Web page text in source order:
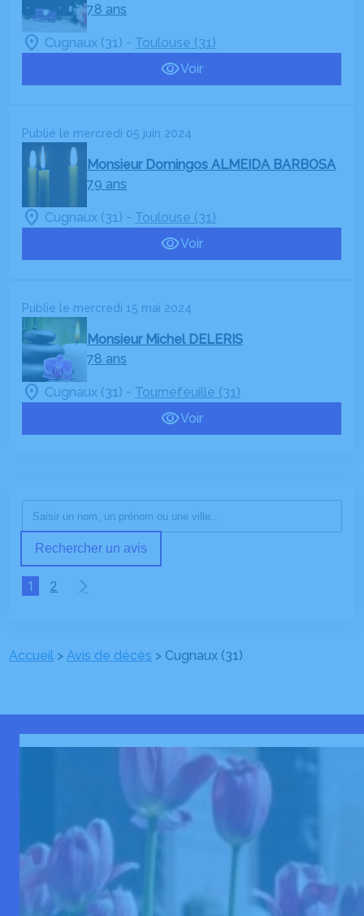
78 ans
Cugnaux (31) - Toulouse (31)
Voir
Publié le mercredi 05 juin 2024
Monsieur Domingos ALMEIDA BARBOSA
79 ans
Cugnaux (31) - Toulouse (31)
Voir
Publié le mercredi 15 mai 2024
Monsieur Michel DELERIS
78 ans
Cugnaux (31) - Tournefeuille (31)
Voir
Rechercher un avis
1 2
Accueil >Avis de décès > Cugnaux (31)